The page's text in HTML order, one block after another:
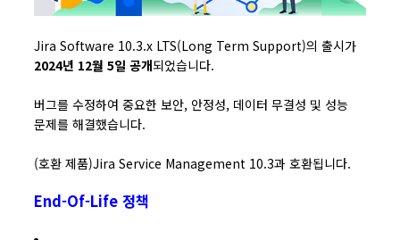
Jira Software 10.3.x LTS(Long Term Support)의 출시가
2024년 12월 5일 공개되었습니다.
버그를 수정하여 중요한 보안, 안정성, 데이터 무결성 및 성능
문제를 해결했습니다.
(호환 제품)Jira Service Management 10.3과 호환됩니다.
End-Of-Life 정책